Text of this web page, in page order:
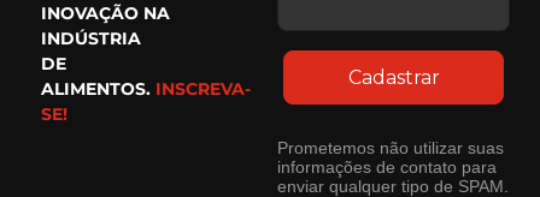
INOVAÇÃO NA
INDÚSTRIA
DE
ALIMENTOS. INSCREVA-
SE!
Cadastrar
Prometemos não utilizar suas
informações de contato para
enviar qualquer tipo de SPAM.